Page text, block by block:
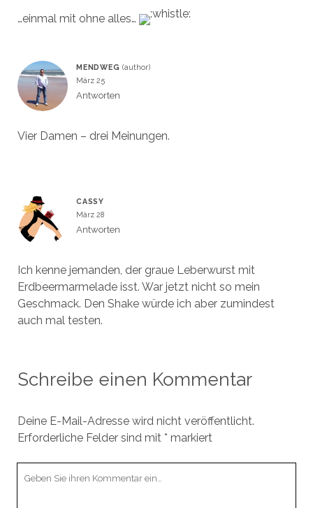
…einmal mit ohne alles…
MENDWEG
März 25
Antworten
Vier Damen – drei Meinungen.
CASSY
März 28
Antworten
Ich kenne jemanden, der graue Leberwurst mit
Erdbeermarmelade isst. War jetzt nicht so mein
Geschmack. Den Shake würde ich aber zumindest
auch mal testen.
Schreibe einen Kommentar
Deine E-Mail-Adresse wird nicht veröffentlicht.
Erforderliche Felder sind mit * markiert